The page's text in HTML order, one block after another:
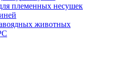
племенных несушек
животных